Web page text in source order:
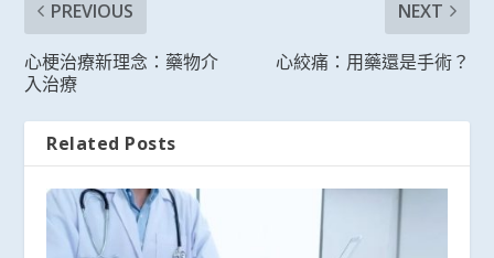
PREVIOUS
心梗治療新理念：藥物介
入治療
NEXT
心絞痛：用藥還是手術？
Related Posts